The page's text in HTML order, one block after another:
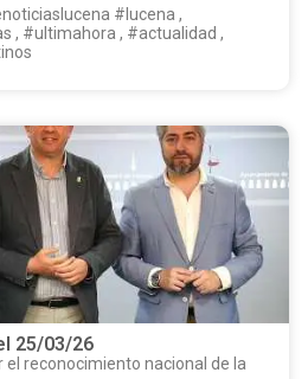
#lucena ,
, #ultimahora , #actualidad ,
25/03/26
el reconocimiento nacional de la